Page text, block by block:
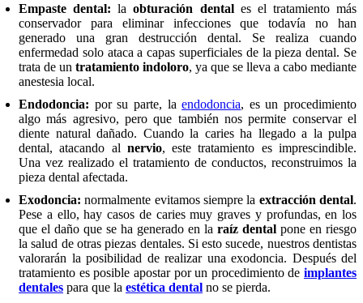
Empaste dental: laobturación dentales el tratamiento más
conservador para eliminar infecciones que todavía no han
generado una gran destrucción dental. Se realiza cuando
enfermedad solo ataca a capas superficiales de la pieza dental. Se
trata de un tratamiento indoloro, ya que se lleva a cabo mediante
anestesia local.
Endodoncia: por su parte, laendodoncia, es un procedimiento
algo más agresivo, pero que también nos permite conservar el
diente natural dañado. Cuando la caries ha llegado a la pulpa
dental, atacando al nervio, este tratamiento es imprescindible.
Una vez realizado el tratamiento de conductos, reconstruimos la
pieza dental afectada.
Exodoncia: normalmente evitamos siempre la extracción dental.
Pese a ello, hay casos de caries muy graves y profundas, en los
que el daño que se ha generado en la raíz dental pone en riesgo
la salud de otras piezas dentales. Si esto sucede, nuestros dentistas
valorarán la posibilidad de realizar una exodoncia. Después del
tratamiento es posible apostar por un procedimiento de implantes
dentales para que la estética dental no se pierda.